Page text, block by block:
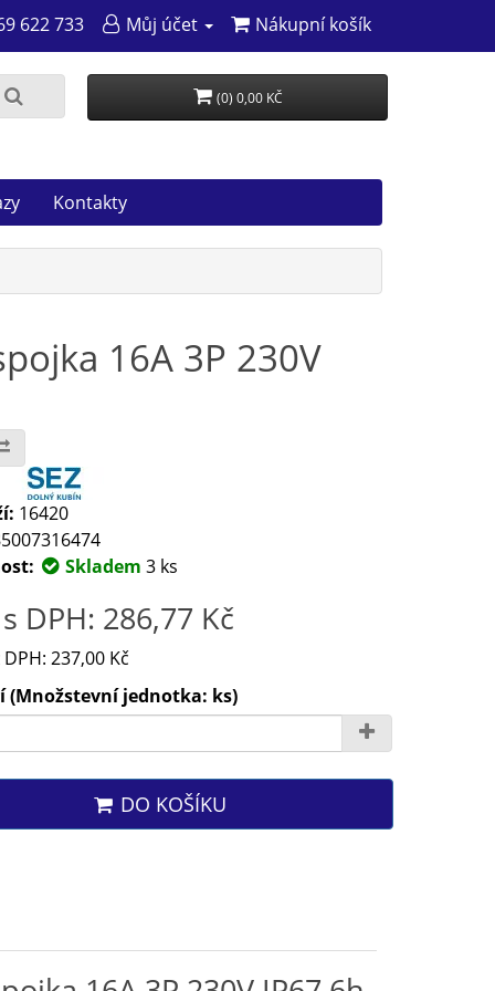
622 733 Můj účet Nákupní košík
(0) 0,00 KČ
Kontakty
16A 3P 230V
16420
Skladem 3 ks
DPH: 286,77 Kč
237,00 Kč
(Množstevní jednotka: ks)
DO KOŠÍKU